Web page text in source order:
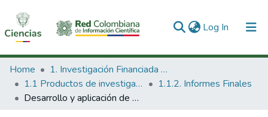
Log In (current)
Communities & Collections
All of DSpace
Home
1. Investigación Financiada con Recursos Públicos
1.1 Productos de investigación
1.1.2. Informes Finales
Desarrollo y aplicación de organoarcillas bentoníticas colombianas para la obtención de nuevos materiales poliméricos y filtros cerámicos.